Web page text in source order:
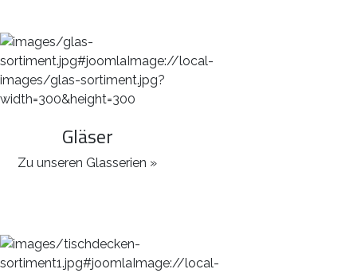
Gläser
Zu unseren Glasserien »